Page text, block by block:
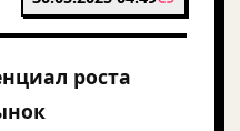
роста